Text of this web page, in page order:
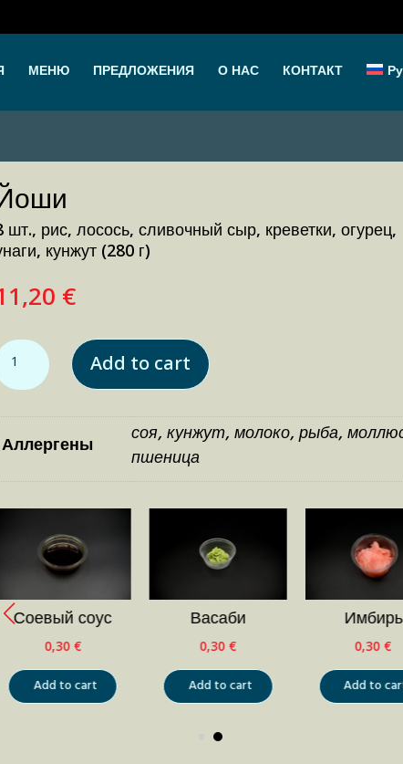
МЕНЮ ПРЕДЛОЖЕНИЯ О НАС КОНТАКТ
шт., рис, лосось, сливочный сыр, креветки, огурец,
кунжут (280 г)
€
Йоши quantity
Add to cart
Аллергены соя, кунжут, молоко, рыба,
пшеница
Соевый соус
0,30€
Add to cart
Васаби
0,30€
Add to cart
Имбирь
0,30€
Add to